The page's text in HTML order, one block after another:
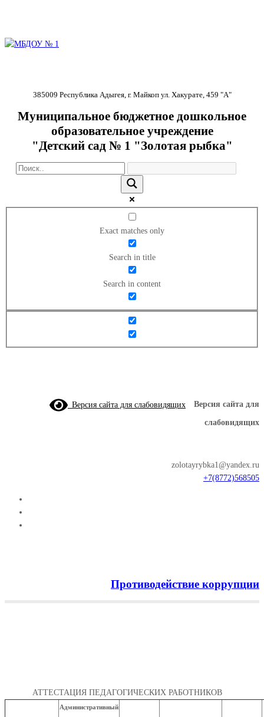
385009 Республика Адыгея, г. Майкоп ул. Хакурате, 459 "А"
Муниципальное бюджетное дошкольное
образовательное учреждение
"Детский сад № 1 "Золотая рыбка"
Exact matches only
Search in title
Search in content
Версия сайта для слабовидящих Версия сайта для
слабовидящих
zolotayrybka1@yandex.ru
+7(8772)568505
Противодействие коррупции
АТТЕСТАЦИЯ ПЕДАГОГИЧЕСКИХ РАБОТНИКОВ
Административный